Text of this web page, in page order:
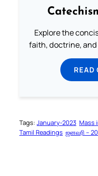
Explore the
faith, doctrine, and
READ
Tags: January-2023 Mass
Tamil Readings ஜனவரி –